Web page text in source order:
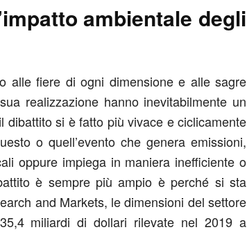
ambientale degli
alle fiere di ogni dimensione e alle sagre
realizzazione hanno inevitabilmente un
si è fatto più vivace e ciclicamente
o quell’evento che genera emissioni,
oppure impiega in maniera inefficiente o
è sempre più ampio è perché si sta
and Markets, le dimensioni del settore
miliardi di dollari rilevate nel 2019 a